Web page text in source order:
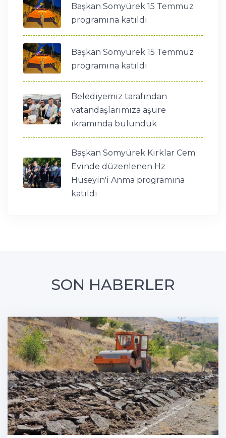
Başkan Somyürek 15 Temmuz
programına katıldı
Başkan Somyürek 15 Temmuz
programına katıldı
Belediyemiz tarafından
vatandaşlarımıza aşure
ikramında bulunduk
Başkan Somyürek Kırklar Cem
Evinde düzenlenen Hz
Hüseyin'i Anma programına
katıldı
SON HABERLER